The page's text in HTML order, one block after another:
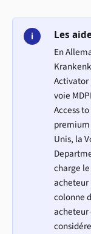
i Les
En
Activator
voie
Access
premium
Unis, la
charge
acheteur
colonne